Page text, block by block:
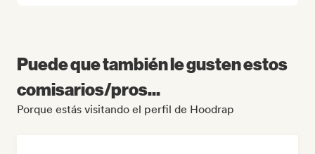
Puede que también le gusten estos
comisarios/pros...
Porque estás visitando el perfil de Hoodrap